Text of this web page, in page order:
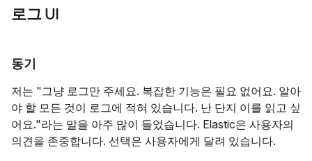
로그 UI
동기
저는 "그냥 로그만 주세요. 복잡한 기능은 필요 없어요. 알아
야 할 모든 것이 로그에 적혀 있습니다. 난 단지 이를 읽고 싶
어요."라는 말을 아주 많이 들었습니다. Elastic은 사용자의
의견을 존중합니다. 선택은 사용자에게 달려 있습니다.